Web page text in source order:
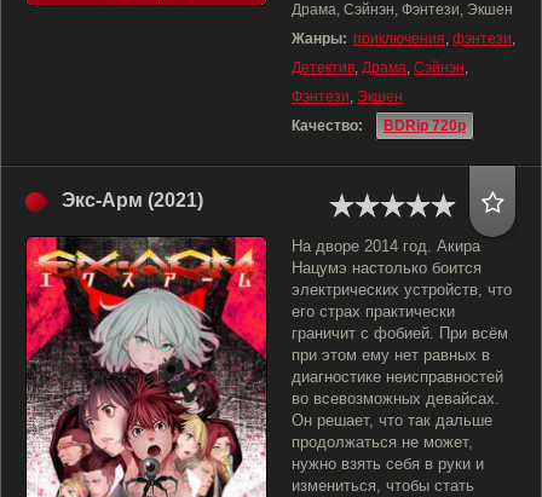
Драма, Сэйнэн, Фэнтези, Экшен
Жанры: приключения, фэнтези,
Детектив, Драма, Сэйнэн,
Фэнтези, Экшен
Качество:
BDRip 720p
Экс-Арм (2021)
На дворе 2014 год. Акира
Нацумэ настолько боится
электрических устройств, что
его страх практически
граничит с фобией. При всём
при этом ему нет равных в
диагностике неисправностей
во всевозможных девайсах.
Он решает, что так дальше
продолжаться не может,
нужно взять себя в руки и
измениться, чтобы стать